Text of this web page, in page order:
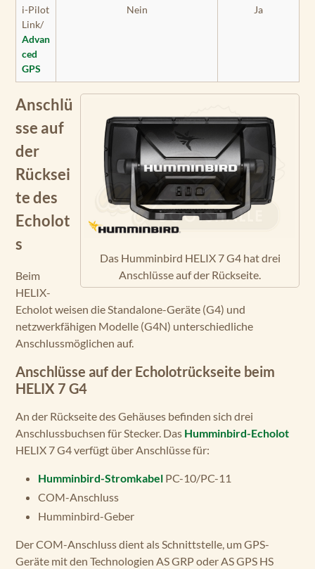
i-Pilot
Link/
Advan
ced
GPS
Nein Ja
Das Humminbird HELIX 7 G4 hat drei
Anschlüsse auf der Rückseite.
Anschlü
sse auf
der
Rücksei
te des
Echolot
s
Beim
HELIX-
Echolot weisen die Standalone-Geräte (G4) und
netzwerkfähigen Modelle (G4N) unterschiedliche
Anschlussmöglichen auf.
Anschlüsse auf der Echolotrückseite beim
HELIX 7 G4
An der Rückseite des Gehäuses befinden sich drei
Anschlussbuchsen für Stecker. Das Humminbird-Echolot
HELIX 7 G4 verfügt über Anschlüsse für:
Humminbird-Stromkabel PC-10/PC-11
COM-Anschluss
Humminbird-Geber
Der COM-Anschluss dient als Schnittstelle, um GPS-
Geräte mit den Technologien AS GRP oder AS GPS HS